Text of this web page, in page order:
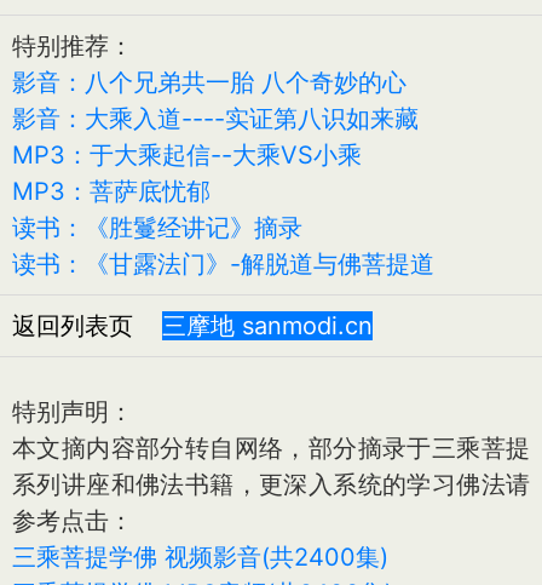
特别推荐：
影音：八个兄弟共一胎 八个奇妙的心
影音：大乘入道----实证第八识如来藏
MP3：于大乘起信--大乘VS小乘
MP3：菩萨底忧郁
读书：《胜鬘经讲记》摘录
读书：《甘露法门》-解脱道与佛菩提道
返回列表页 三摩地 sanmodi.cn
特别声明：
本文摘内容部分转自网络，部分摘录于三乘菩提
系列讲座和佛法书籍，更深入系统的学习佛法请
参考点击：
三乘菩提学佛 视频影音(共2400集)